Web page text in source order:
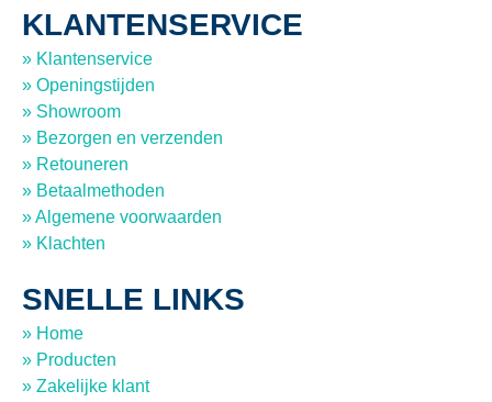
KLANTENSERVICE
» Klantenservice
» Openingstijden
» Showroom
» Bezorgen en verzenden
» Retouneren
» Betaalmethoden
» Algemene voorwaarden
» Klachten
SNELLE LINKS
» Home
» Producten
» Zakelijke klant